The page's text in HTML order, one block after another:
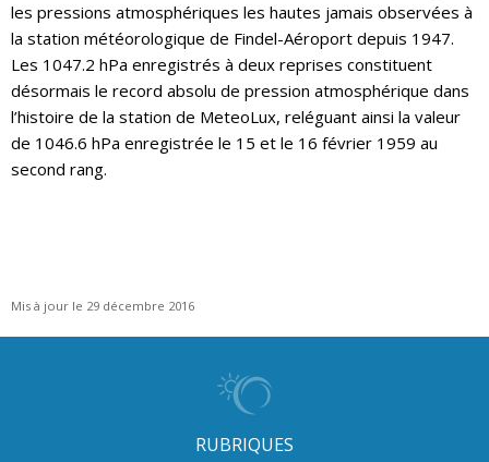
les pressions atmosphériques les hautes jamais observées à
la station météorologique de Findel-Aéroport depuis 1947.
Les 1047.2 hPa enregistrés à deux reprises constituent
désormais le record absolu de pression atmosphérique dans
l’histoire de la station de MeteoLux, reléguant ainsi la valeur
de 1046.6 hPa enregistrée le 15 et le 16 février 1959 au
second rang.
Mis à jour le 29 décembre 2016
RUBRIQUES